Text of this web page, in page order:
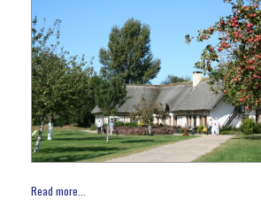
Read more...